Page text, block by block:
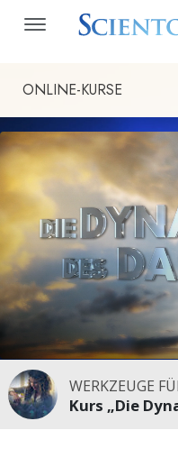
ONLINE-KURSE
WERKZEUGE
Kurs „Die